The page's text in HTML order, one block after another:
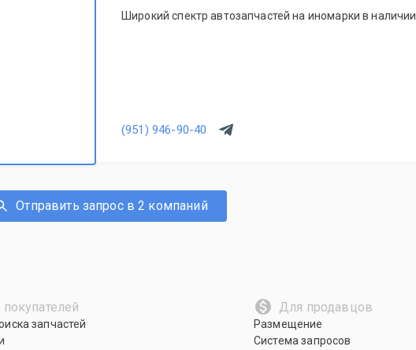
Широкий спектр автозапчастей на иномарки в наличии.
(951) 946-90-40
Отправить запрос в 2 компаний
запчастей
Для продавцов
Размещение
Система запросов